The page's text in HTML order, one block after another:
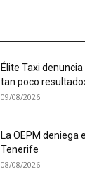
Élite Taxi
tan poco resultado»
09/08/2026
La OEPM deniega
Tenerife
08/08/2026